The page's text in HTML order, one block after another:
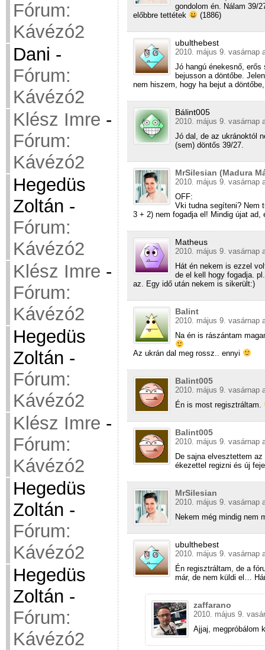
Fórum:
Kávézó2
Dani -
Fórum:
Kávézó2
Klész Imre -
Fórum:
Kávézó2
Hegedüs
Zoltán -
Fórum:
Kávézó2
Klész Imre -
Fórum:
Kávézó2
Hegedüs
Zoltán -
Fórum:
Kávézó2
Klész Imre -
Fórum:
Kávézó2
Hegedüs
Zoltán -
Fórum:
Kávézó2
Hegedüs
Zoltán -
Fórum:
Kávézó2
gondolom én. Nálam 39/
előbbre tettétek
(1886)
ubulthebest
2010. május 9. vasárnap
Jó hangú énekesnő,
bejusson a döntőbe.
nem hiszem, hogy ha bejut a
Bálint005
2010. május 9. vasárnap
Jó dal, de az ukránoktól
(sem) döntős 39/27.
MrSilesian (Madura
2010. május 9. vasárnap
OFF:
Vki tudna segíteni? Nem
3 + 2) nem fogadja el! Mindig újat
Matheus
2010. május 9. vasárnap
Hát én nekem is ezzel
de el kell hogy fogadja.
az. Egy idő után nekem is sikerült:)
Balint
2010. május 9. vasárnap
Na én is rászántam
Az ukrán dal meg rossz.. ennyi
Balint005
2010. május 9. vasárnap
Én is most regisztráltam.
Balint005
2010. május 9. vasárnap
De sajna elvesztettem
ékezettel regizni és új
MrSilesian
2010. május 9. vasárnap
Nekem még mindig
ubulthebest
2010. május 9. vasárnap
Én regisztráltam, de a
már, de nem küldi el…
zaffarano
2010. május 9.
Ajjaj, megpróbálom